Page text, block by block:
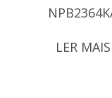
LER MAIS